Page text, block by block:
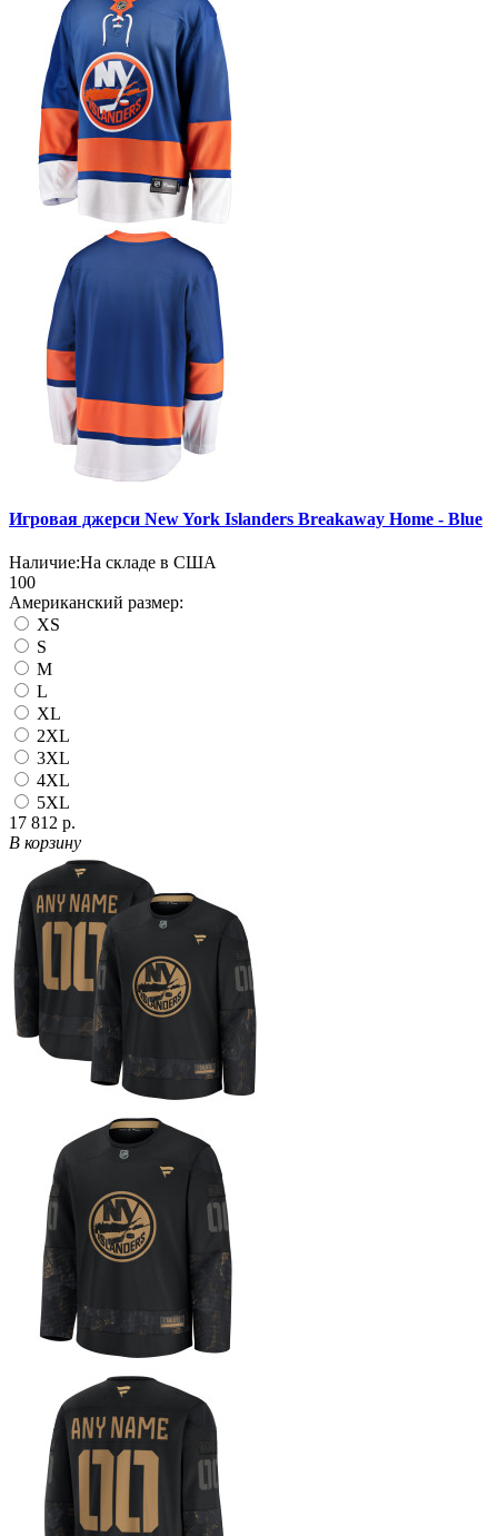
Игровая джерси New York Islanders Breakaway Home - Blue
Наличие:На складе в США
100
Американский размер:
XS
S
M
L
XL
2XL
3XL
4XL
5XL
17 812 р.
В корзину